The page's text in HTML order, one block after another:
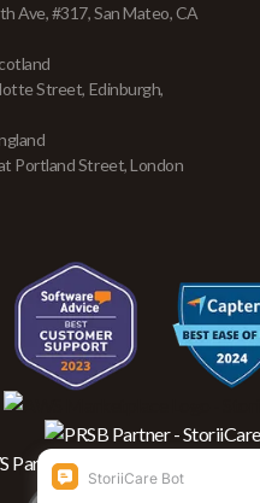
Ave, #317, San Mateo, CA
Street, Edinburgh,
Portland Street, London